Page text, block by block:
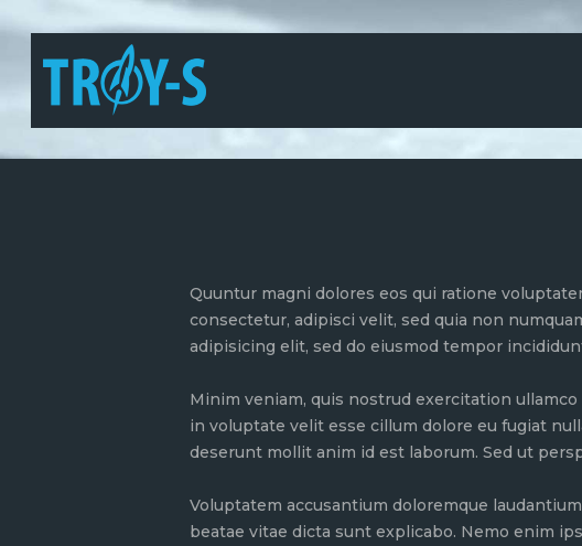
Quuntur magni dolores eos qui ratione
consectetur, adipisci velit, sed quia non
adipisicing elit, sed do eiusmod tempor
Minim veniam, quis nostrud exercitation
in voluptate velit esse cillum dolore eu fugiat
deserunt mollit anim id est laborum. Sed ut
Voluptatem accusantium doloremque
beatae vitae dicta sunt explicabo. Nemo enim